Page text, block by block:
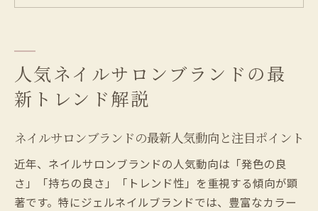
プロが使うネイルサロンブランドの選ばれ
ドの比較
ネイルサロンで話題のジェルネイルブラン
ド解説
プロも注目するジェルブランドを比較
ドの特徴
プロが推奨するジェルネイルメーカーの選
人気ネイルサロンブランドの最
新トレンド解説
ネイルサロンブランドの最新人気動向と注目ポイント
近年、ネイルサロンブランドの人気動向は「発色の良
さ」「持ちの良さ」「トレンド性」を重視する傾向が顕
著です。特にジェルネイルブランドでは、豊富なカラー